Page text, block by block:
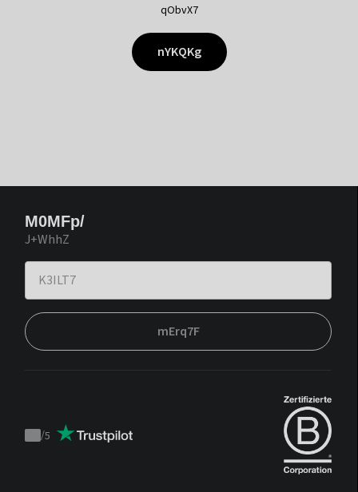
qObvX7
nYKQKg
M0MFp/
J+WhhZ
mErq7F
Trustpilot
/5